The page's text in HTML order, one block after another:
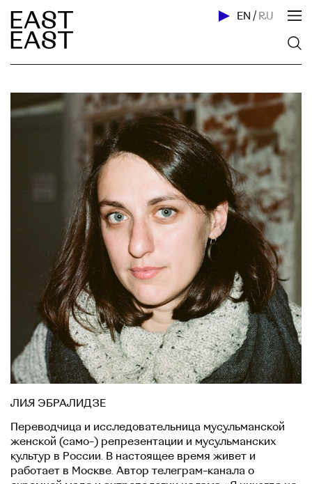
EN / RU
ЛИЯ ЭБРАЛИДЗЕ
Переводчица и исследовательница мусульманской
женской (само-) репрезентации и мусульманских
культур в России. В настоящее время живет и
работает в Москве. Автор телеграм-канала о